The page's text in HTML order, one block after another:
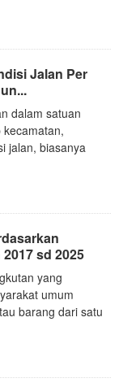
Jalan Per
dalam satuan
jalan, biasanya
sd 2025
yang
umum
barang dari satu